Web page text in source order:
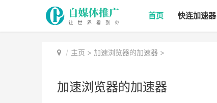
首页 快连加速器
主页 > 加速浏览器的加速器 >
加速浏览器的加速器